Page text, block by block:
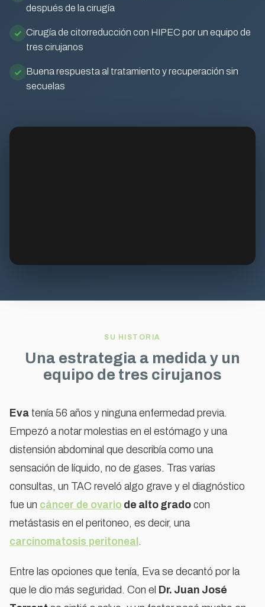
después de la cirugía
Cirugía de citorreducción con HIPEC por un equipo de
tres cirujanos
Buena respuesta al tratamiento y recuperación sin
secuelas
Para ver este vídeo acepta las cookies de
marketing
ACEPTAR COOKIES
SU HISTORIA
Una estrategia a medida y un
equipo de tres cirujanos
Eva tenía 56 años y ninguna enfermedad previa.
Empezó a notar molestias en el estómago y una
distensión abdominal que describía como una
sensación de líquido, no de gases. Tras varias
consultas, un TAC reveló algo grave y el diagnóstico
fue un cáncer de ovario de alto grado con
metástasis en el peritoneo, es decir, una
carcinomatosis peritoneal .
Entre las opciones que tenía, Eva se decantó por la
que le dio más seguridad. Con el Dr. Juan José